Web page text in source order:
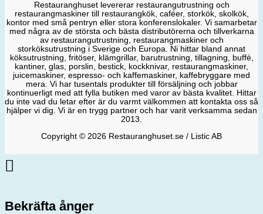
Restauranghuset levererar restaurangutrustning och
restaurangmaskiner till restaurangkök, caféer, storkök, skolkök,
kontor med små pentryn eller stora konferenslokaler. Vi samarbetar
med några av de största och bästa distributörerna och tillverkarna
av restaurangutrustning, restaurangmaskiner och
storköksutrustning i Sverige och Europa. Ni hittar bland annat
köksutrustning, fritöser, klämgrillar, barutrustning, tillagning, buffé,
kantiner, glas, porslin, bestick, kockknivar, restaurangmaskiner,
juicemaskiner, espresso- och kaffemaskiner, kaffebryggare med
mera. Vi har tusentals produkter till försäljning och jobbar
kontinuerligt med att fylla butiken med varor av bästa kvalitet. Hittar
du inte vad du letar efter är du varmt välkommen att kontakta oss så
hjälper vi dig. Vi är en trygg partner och har varit verksamma sedan
2013.
Copyright © 2026 Restauranghuset.se / Listic AB
Bekräfta ånger